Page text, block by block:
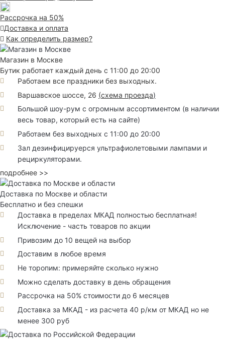
Рассрочка на 50%
Доставка и оплата
Как определить размер?
Магазин в Москве
Бутик работает каждый день с 11:00 до 20:00
Работаем все праздники без выходных.
Варшавское шоссе, 26 (схема проезда)
Большой шоу-рум с огромным ассортиментом (в наличии
весь товар, который есть на сайте)
Работаем без выходных с 11:00 до 20:00
Зал дезинфицируерся ультрафиолетовыми лампами и
рециркуляторами.
подробнее >>
Доставка по Москве и области
Бесплатно и без спешки
Доставка в пределах МКАД полностью бесплатная!
Исключение - часть товаров по акции
Привозим до 10 вещей на выбор
Доставим в любое время
Не торопим: примеряйте сколько нужно
Можно сделать доставку в день обращения
Рассрочка на 50% стоимости до 6 месяцев
Доставка за МКАД - из расчета 40 р/км от МКАД но не
менее 300 руб